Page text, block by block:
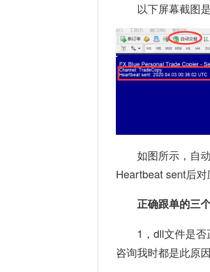
以下屏幕截图
如图所示，自
Heartbeat sent后
正确跟单的三
1，dll文件是否
咨询我时都是此原因